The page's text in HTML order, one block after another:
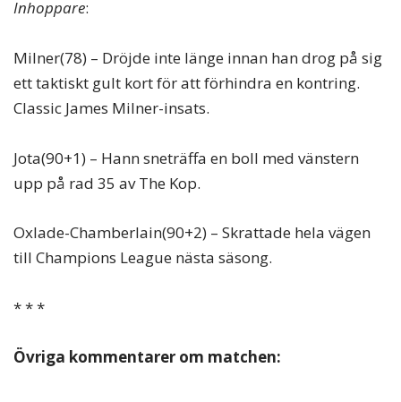
Inhoppare:
Milner(78) – Dröjde inte länge innan han drog på sig
ett taktiskt gult kort för att förhindra en kontring.
Classic James Milner-insats.
Jota(90+1) – Hann sneträffa en boll med vänstern
upp på rad 35 av The Kop.
Oxlade-Chamberlain(90+2) – Skrattade hela vägen
till Champions League nästa säsong.
* * *
Övriga kommentarer om matchen: